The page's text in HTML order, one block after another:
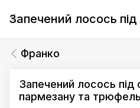
Франко
Запечений лосось під
пармезану та